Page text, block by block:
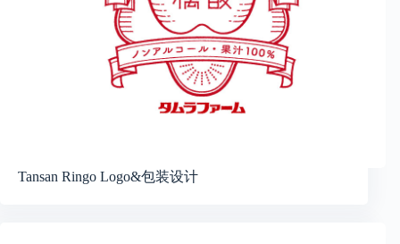
Tansan Ringo Logo&包装设计